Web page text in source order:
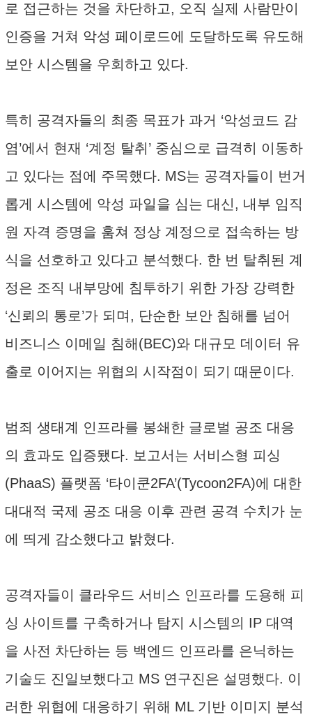
로 접근하는 것을 차단하고, 오직 실제 사람만이
인증을 거쳐 악성 페이로드에 도달하도록 유도해
보안 시스템을 우회하고 있다.
특히 공격자들의 최종 목표가 과거 ‘악성코드 감
염’에서 현재 ‘계정 탈취’ 중심으로 급격히 이동하
고 있다는 점에 주목했다. MS는 공격자들이 번거
롭게 시스템에 악성 파일을 심는 대신, 내부 임직
원 자격 증명을 훔쳐 정상 계정으로 접속하는 방
식을 선호하고 있다고 분석했다. 한 번 탈취된 계
정은 조직 내부망에 침투하기 위한 가장 강력한
‘신뢰의 통로’가 되며, 단순한 보안 침해를 넘어
비즈니스 이메일 침해(BEC)와 대규모 데이터 유
출로 이어지는 위협의 시작점이 되기 때문이다.
범죄 생태계 인프라를 봉쇄한 글로벌 공조 대응
의 효과도 입증됐다. 보고서는 서비스형 피싱
(PhaaS) 플랫폼 ‘타이쿤2FA’(Tycoon2FA)에 대한
대대적 국제 공조 대응 이후 관련 공격 수치가 눈
에 띄게 감소했다고 밝혔다.
공격자들이 클라우드 서비스 인프라를 도용해 피
싱 사이트를 구축하거나 탐지 시스템의 IP 대역
을 사전 차단하는 등 백엔드 인프라를 은닉하는
기술도 진일보했다고 MS 연구진은 설명했다. 이
러한 위협에 대응하기 위해 ML 기반 이미지 분석